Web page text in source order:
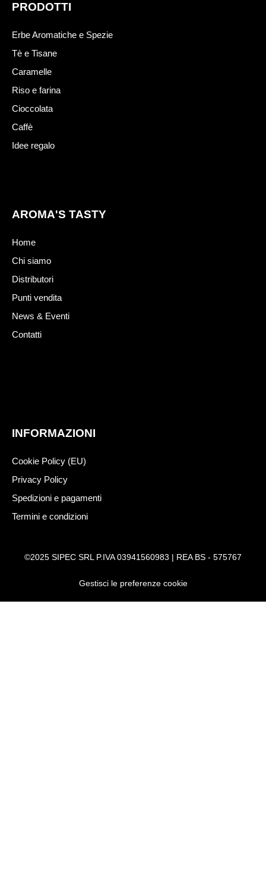
PRODOTTI
Erbe Aromatiche e Spezie
Tè e Tisane
Caramelle
Riso e farina
Cioccolata
Caffè
Idee regalo
AROMA'S TASTY
Home
Chi siamo
Distributori
Punti vendita
News & Eventi
Contatti
INFORMAZIONI
Cookie Policy (EU)
Privacy Policy
Spedizioni e pagamenti
Termini e condizioni
©2025 SIPEC SRL P.IVA 03941560983 | REA BS - 575767
Gestisci le preferenze cookie